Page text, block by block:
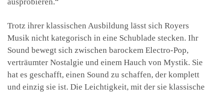
Trotz ihrer klassischen Ausbildung lässt sich Royers
Musik nicht kategorisch in eine Schublade stecken. Ihr
Sound bewegt sich zwischen barockem Electro-Pop,
verträumter Nostalgie und einem Hauch von Mystik. Sie
hat es geschafft, einen Sound zu schaffen, der komplett
und einzig sie ist. Die Leichtigkeit, mit der sie klassische